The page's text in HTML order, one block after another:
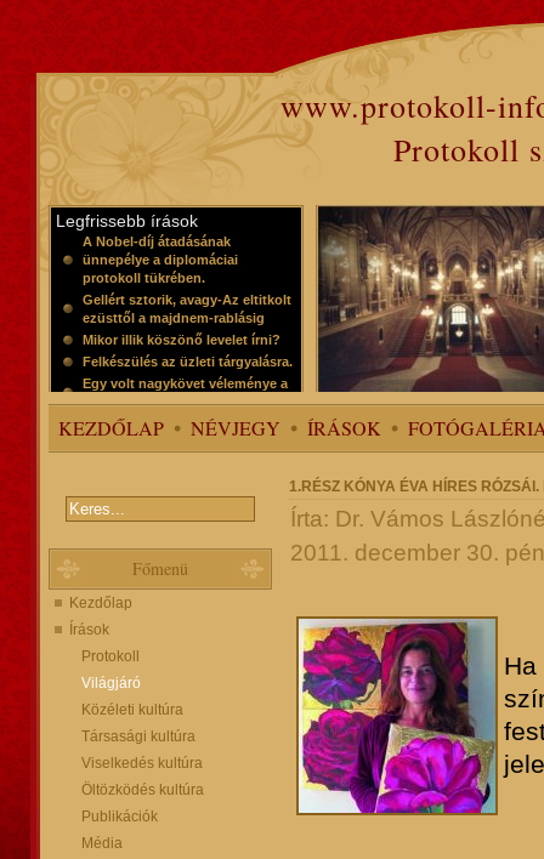
www.protokoll-
Protokoll
Legfrissebb írások
A Nobel-díj átadásának
ünnepélye a diplomáciai
protokoll tükrében.
Gellért sztorik, avagy-Az eltitkolt
ezüsttől a majdnem-rablásig
Mikor illik köszönő levelet írni?
Felkészülés az üzleti tárgyalásra.
Egy volt nagykövet véleménye a
protokollról
KEZDŐLAP NÉVJEGY ÍRÁSOK
Főmenü
Kezdőlap
Írások
Protokoll
Világjáró
Közéleti kultúra
Társasági kultúra
Viselkedés kultúra
Öltözködés kultúra
Publikációk
Média
1.RÉSZ KÓNYA ÉVA HÍRES
Írta: Dr. Vámos
2011. december 30.